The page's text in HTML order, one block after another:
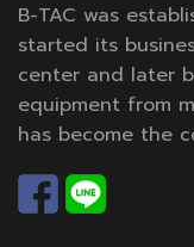
B-TAC was
started its
center and later
equipment from
has become the